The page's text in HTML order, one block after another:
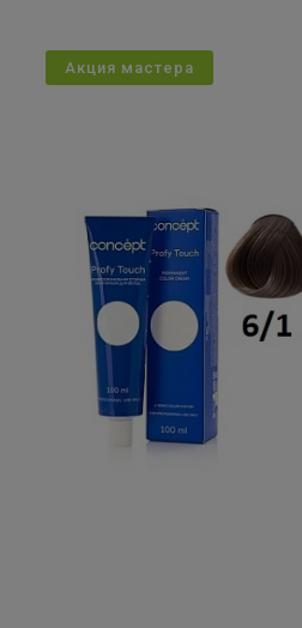
Акция мастера